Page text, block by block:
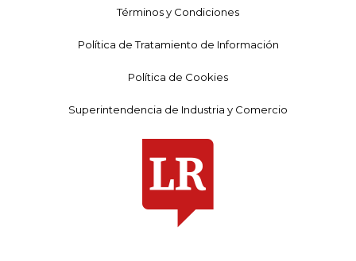
Términos y Condiciones
Política de Tratamiento de Información
Política de Cookies
Superintendencia de Industria y Comercio